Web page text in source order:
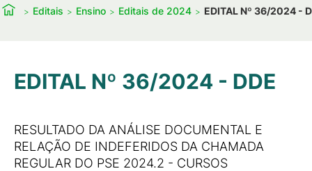
Editais Ensino Editais de 2024 EDITAL Nº 36/2024 -
EDITAL Nº 36/2024 - DDE
RESULTADO DA ANÁLISE DOCUMENTAL E
RELAÇÃO DE INDEFERIDOS DA CHAMADA
REGULAR DO PSE 2024.2 - CURSOS